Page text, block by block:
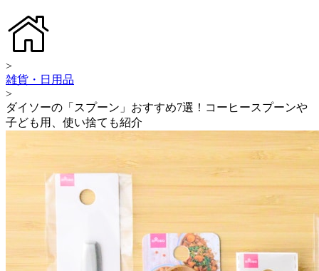
>
雑貨・日用品
>
ダイソーの「スプーン」おすすめ7選！コーヒースプーンや
子ども用、使い捨ても紹介